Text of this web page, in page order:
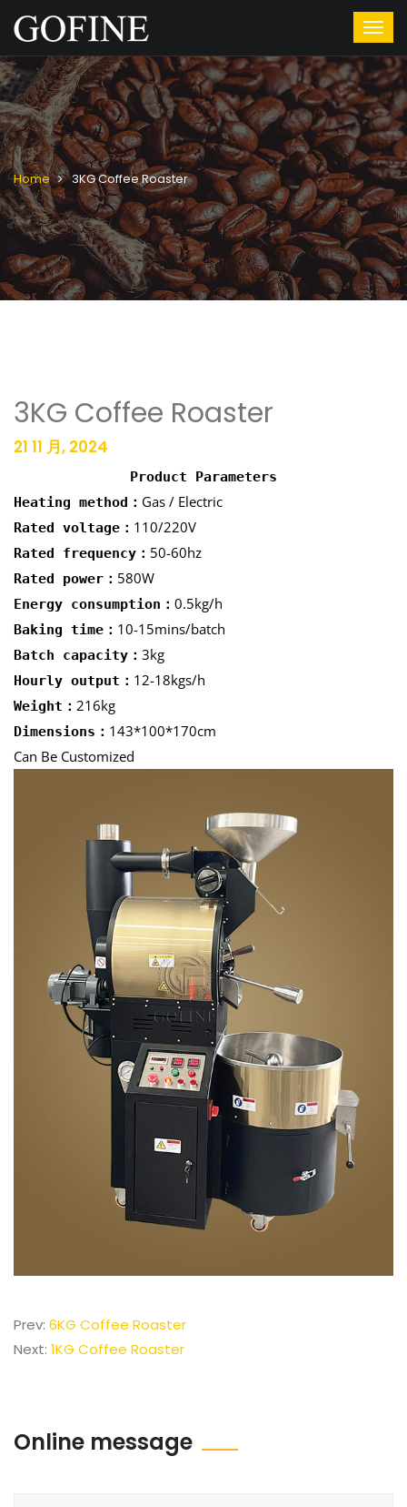
Home 3KG Coffee Roaster
3KG Coffee Roaster
21 11 月, 2024
Product Parameters
Heating method： Gas / Electric
Rated voltage： 110/220V
Rated frequency： 50-60hz
Rated power： 580W
Energy consumption： 0.5kg/h
Baking time： 10-15mins/batch
Batch capacity： 3kg
Hourly output： 12-18kgs/h
Weight： 216kg
Dimensions： 143*100*170cm
Can Be Customized
Prev: 6KG Coffee Roaster
Next: 1KG Coffee Roaster
Online message